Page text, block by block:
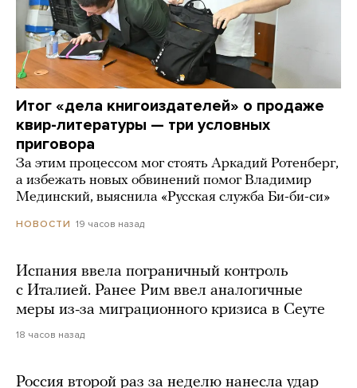
Итог «дела книгоиздателей» о продаже
квир-литературы — три условных
приговора
За этим процессом мог стоять Аркадий Ротенберг,
а избежать новых обвинений помог Владимир
Мединский, выяснила «Русская служба Би-би-си»
НОВОСТИ 19 часов назад
Испания ввела пограничный контроль
с Италией. Ранее Рим ввел аналогичные
меры из-за миграционного кризиса в Сеуте
18 часов назад
Россия второй раз за неделю нанесла удар